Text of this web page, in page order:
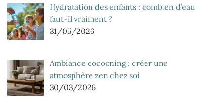
Hydratation des enfants : combien d’eau
faut-il vraiment ?
31/05/2026
Ambiance cocooning : créer une
atmosphère zen chez soi
30/03/2026